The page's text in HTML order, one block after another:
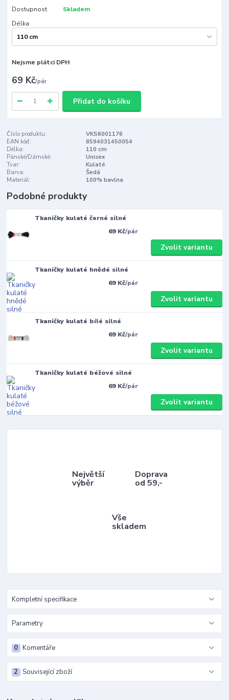
Dostupnost
Skladem
Délka
Nejsme plátci DPH
69 Kč/pár
Přidat do košíku
Číslo produktu:
VKS6001176
EAN kód:
8594031450054
Délka:
110 cm
Pánské/Dámské:
Unisex
Tvar:
Kulaté
Barva:
Šedá
Materiál:
100% bavlna
Podobné produkty
Tkaničky kulaté černé silné
69 Kč/pár
Zvolit variantu
Tkaničky kulaté hnědé silné
69 Kč/pár
Zvolit variantu
Tkaničky kulaté bílé silné
69 Kč/pár
Zvolit variantu
Tkaničky kulaté béžové silné
69 Kč/pár
Zvolit variantu
Největší
výběr
Doprava
od 59,-
Vše
skladem
Kompletní specifikace
Parametry
Komentáře
0
Související zboží
2